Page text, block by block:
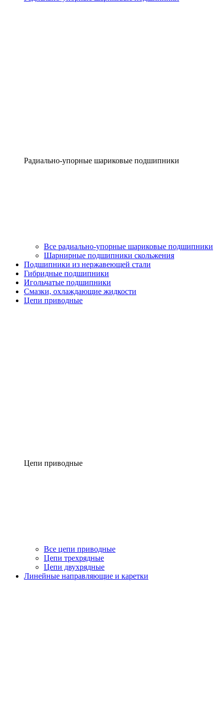
Радиально-упорные шариковые подшипники
Все радиально-упорные шариковые подшипники
Шарнирные подшипники скольжения
Подшипники из нержавеющей стали
Гибридные подшипники
Игольчатые подшипники
Смазки, охлаждающие жидкости
Цепи приводные
Цепи приводные
Все цепи приводные
Цепи трехрядные
Цепи двухрядные
Линейные направляющие и каретки